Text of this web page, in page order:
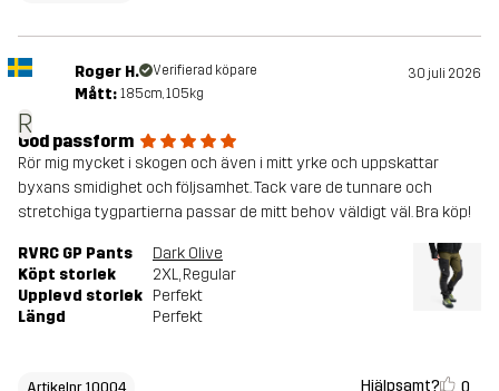
R
Roger H. Verifierad köpare 30 juli 2026
Mått: 185cm, 105kg
God passform
Rör mig mycket i skogen och även i mitt yrke och uppskattar
byxans smidighet och följsamhet. Tack vare de tunnare och
stretchiga tygpartierna passar de mitt behov väldigt väl. Bra köp!
RVRC GP Pants
Dark Olive
Köpt storlek
2XL, Regular
Upplevd storlek Perfekt
Längd
Perfekt
Artikelnr 10004 Hjälpsamt?